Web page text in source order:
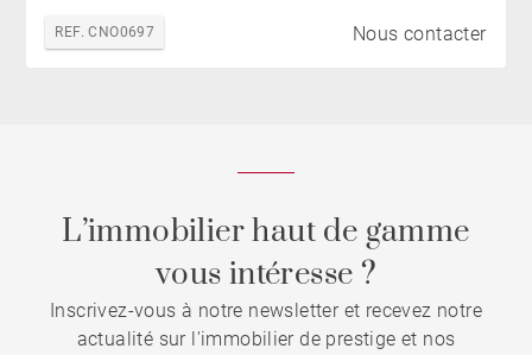
REF. CNO0697 Nous contacter
L’immobilier haut de gamme
vous intéresse ?
Inscrivez-vous à notre newsletter et recevez notre
actualité sur l'immobilier de prestige et nos